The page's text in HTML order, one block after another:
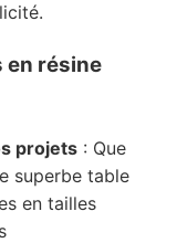
en résine
projets : Que
superbe table
en tailles